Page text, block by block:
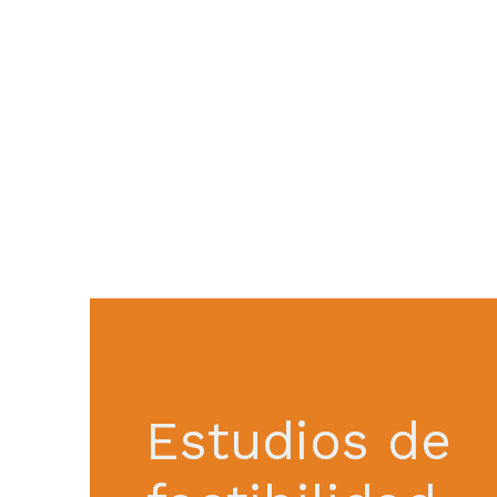
Estudios de